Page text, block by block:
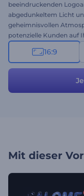
beeindruckenden
abgedunkeltem Licht
geheimnisvollen
potenzielle Kunden auf
Ehrfurcht erstarren
Leidenschaft, Tatkraft
Marke oder eines
16:9
Mit dieser